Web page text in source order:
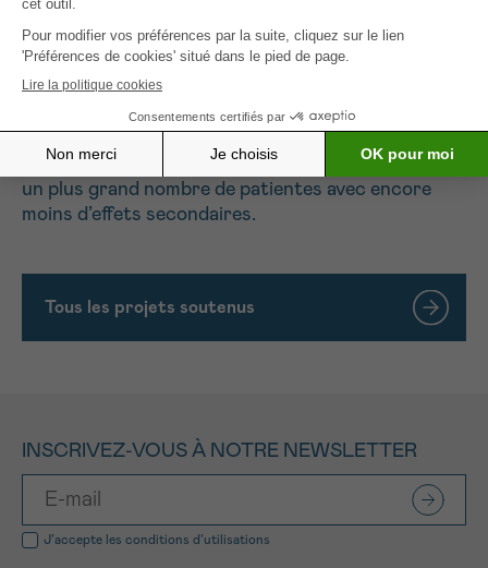
presque toutes les patientes. L’imagerie par
résonance magnétique permet d’étudier les
différences anatomiques entre les diverses
techniques respiratoires. Les meilleures
techniques seront introduites dans la pratique
permettre à cette radiothérapie d’être utilisée chez
un plus grand nombre de patientes avec encore
moins d’effets secondaires.
Tous les projets soutenus
INSCRIVEZ-VOUS À NOTRE NEWSLETTER
J’accepte les conditions d’utilisations